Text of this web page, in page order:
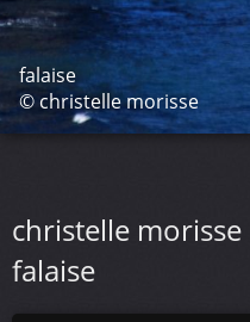
falaise
© christelle morisse
christelle morisse
falaise